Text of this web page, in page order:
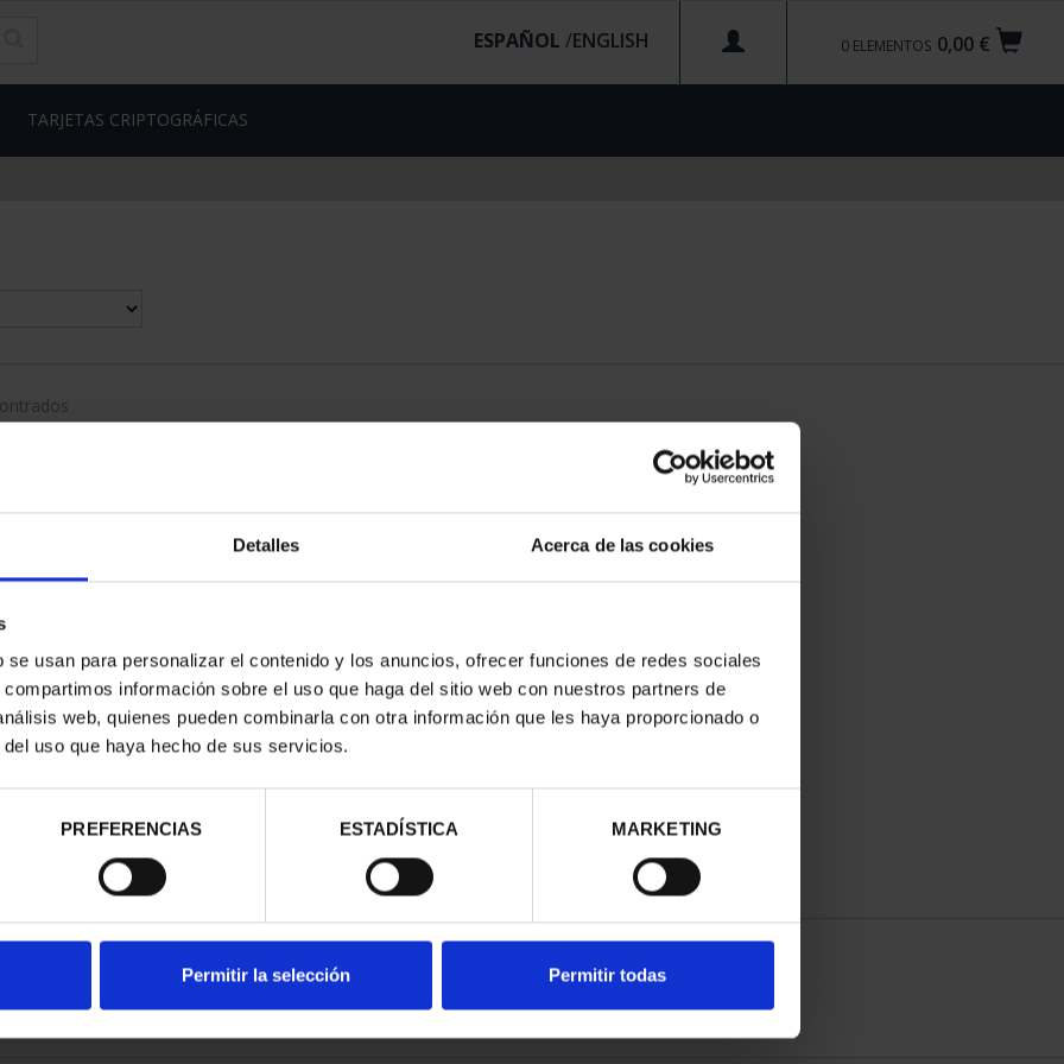
Detalles Acerca de las cookies
usan para personalizar el contenido y los anuncios, ofrecer funciones de redes sociales
información sobre el uso que haga del sitio web con nuestros partners de
web, quienes pueden combinarla con otra información que les haya proporcionado o
uso que haya hecho de sus servicios.
PREFERENCIAS ESTADÍSTICA MARKETING
Permitir la selección Permitir todas
0,00 €
0 ELEMENTOS
ESPAÑOL /
TARJETAS CRIPTOGRÁFICAS
DE
COLE...